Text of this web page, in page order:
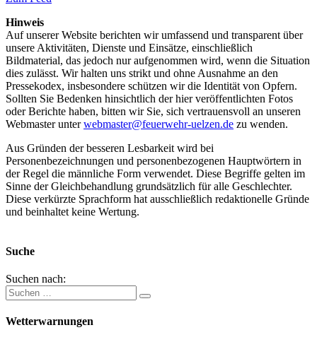
Hinweis
Auf unserer Website berichten wir umfassend und transparent über
unsere Aktivitäten, Dienste und Einsätze, einschließlich
Bildmaterial, das jedoch nur aufgenommen wird, wenn die Situation
dies zulässt. Wir halten uns strikt und ohne Ausnahme an den
Pressekodex, insbesondere schützen wir die Identität von Opfern.
Sollten Sie Bedenken hinsichtlich der hier veröffentlichten Fotos
oder Berichte haben, bitten wir Sie, sich vertrauensvoll an unseren
Webmaster unterwebmaster@feuerwehr-uelzen.de zu wenden.
Aus Gründen der besseren Lesbarkeit wird bei
Personenbezeichnungen und personenbezogenen Hauptwörtern in
der Regel die männliche Form verwendet. Diese Begriffe gelten im
Sinne der Gleichbehandlung grundsätzlich für alle Geschlechter.
Diese verkürzte Sprachform hat ausschließlich redaktionelle Gründe
und beinhaltet keine Wertung.
Suche
Suchen nach:
Wetterwarnungen